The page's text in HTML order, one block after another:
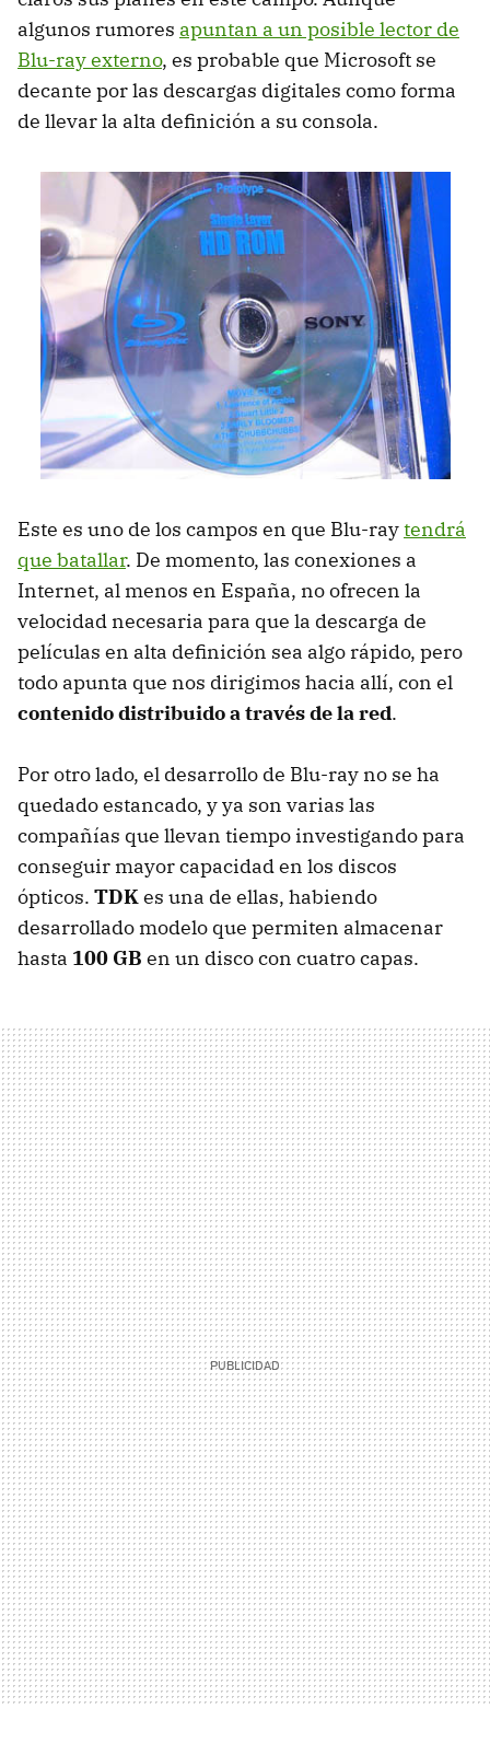
algunos rumores apuntan a un posible lector de
Blu-ray externo, es probable que Microsoft se
decante por las descargas digitales como forma
de llevar la alta definición a su consola.
Este es uno de los campos en que Blu-raytendrá
que batallar. De momento, las conexiones a
Internet, al menos en España, no ofrecen la
velocidad necesaria para que la descarga de
películas en alta definición sea algo rápido, pero
todo apunta que nos dirigimos hacia allí, con el
contenido distribuido a través de la red.
Por otro lado, el desarrollo de Blu-ray no se ha
quedado estancado, y ya son varias las
compañías que llevan tiempo investigando para
conseguir mayor capacidad en los discos
ópticos. TDKes una de ellas, habiendo
desarrollado modelo que permiten almacenar
hasta 100 GB en un disco con cuatro capas.